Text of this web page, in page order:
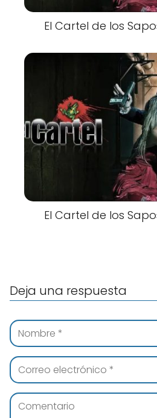
El Cartel de los
El Cartel de los
Deja una respuesta